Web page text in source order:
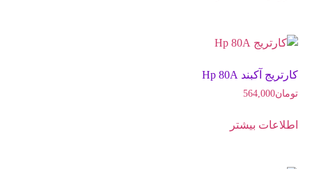
کارتریج آکبند Hp 80A
تومان564,000
اطلاعات بیشتر